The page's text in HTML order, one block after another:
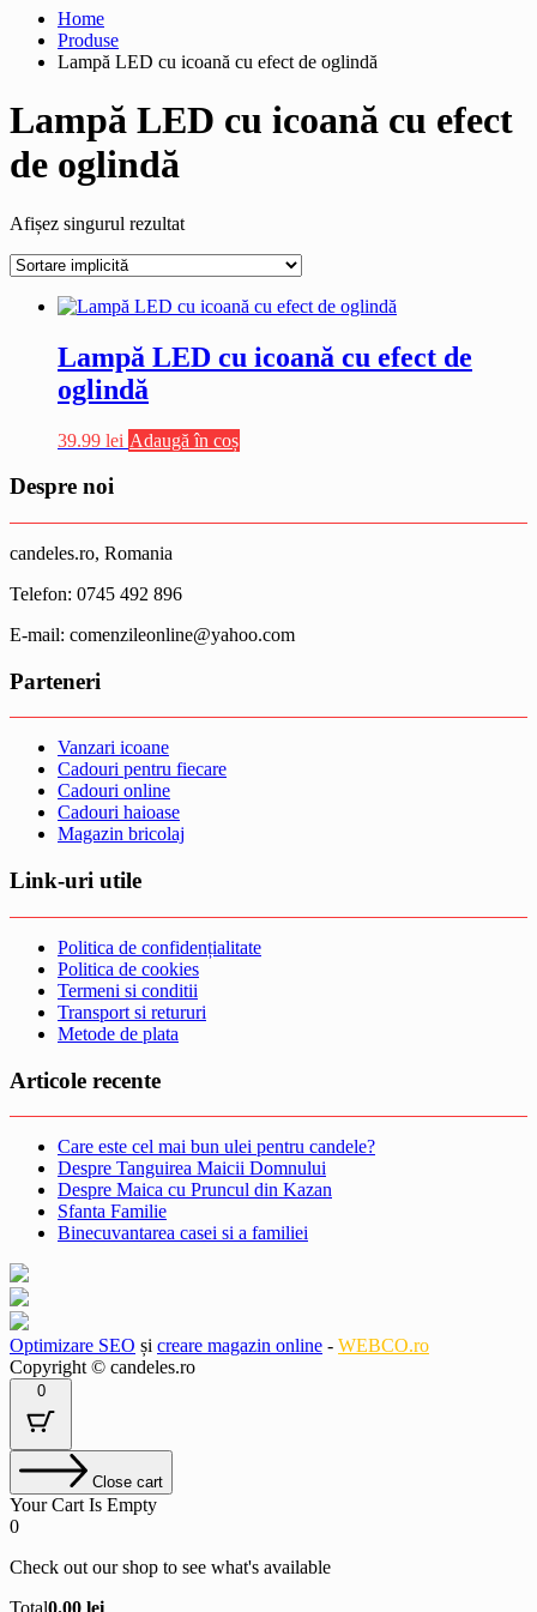
Home
Produse
Lampă LED cu icoană cu efect de oglindă
Lampă LED cu icoană cu efect
de oglindă
Afișez singurul rezultat
Lampă LED cu icoană cu efect de
oglindă
39.99 lei Adaugă în coș
Despre noi
candeles.ro, Romania
Telefon: 0745 492 896
E-mail: comenzileonline@yahoo.com
Parteneri
Vanzari icoane
Cadouri pentru fiecare
Cadouri online
Cadouri haioase
Magazin bricolaj
Link-uri utile
Politica de confidențialitate
Politica de cookies
Termeni si conditii
Transport si retururi
Metode de plata
Articole recente
Care este cel mai bun ulei pentru candele?
Despre Tanguirea Maicii Domnului
Despre Maica cu Pruncul din Kazan
Sfanta Familie
Binecuvantarea casei si a familiei
Optimizare SEO și creare magazin online - WEBCO.ro
Copyright © candeles.ro
0
Close cart
Your Cart Is Empty
0
Check out our shop to see what's available
Cart